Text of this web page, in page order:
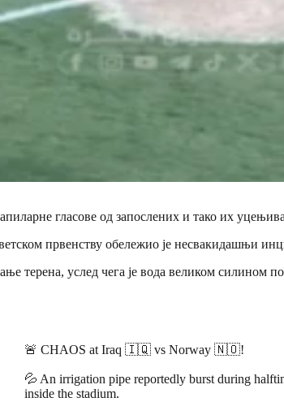
гласове од запослених и тако их
првенству обележио је несвакидашњи
терена, услед чега је вода великом силином
🚨 CHAOS at Iraq 🇮🇶 vs Norway 🇳🇴!
💦 An irrigation pipe reportedly burst during
inside the stadium.